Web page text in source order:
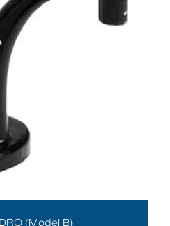
(Model B)